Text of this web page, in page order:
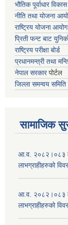
भौतिक पूर्वाधार
नीति तथा योजना
राष्ट्रिय योजना आयोग
प्रिती फन्ट बाट
राष्ट्रिय परीक्षा बोर्ड
प्रधानमन्त्री तथा
नेपाल सरकारपोर्टल
जिल्ला समन्वय
सामाजिक
आ.व. २०८२।०८३ को
लाभग्राहीहरुको
आ.व. २०८२।०८३ को
लाभग्राहीहरुको